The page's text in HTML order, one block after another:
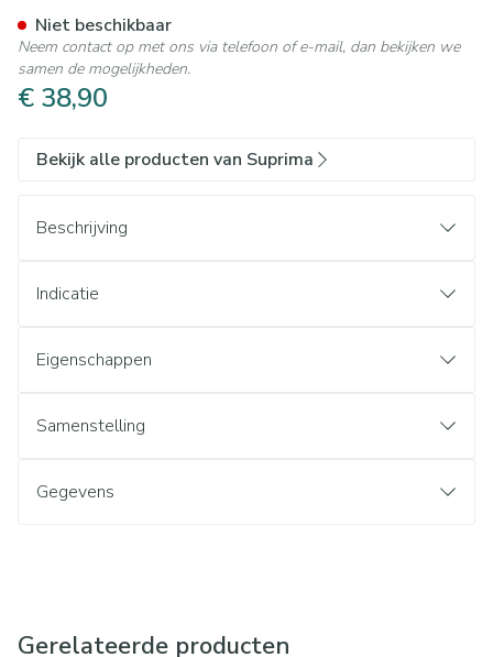
€ 38,90
Niet beschikbaar
Neem contact op met ons via telefoon of e-mail, dan bekijken we
samen de mogelijkheden.
Bekijk alle producten van Suprima
Beschrijving
Indicatie
Eigenschappen
Samenstelling
Gegevens
Gerelateerde producten